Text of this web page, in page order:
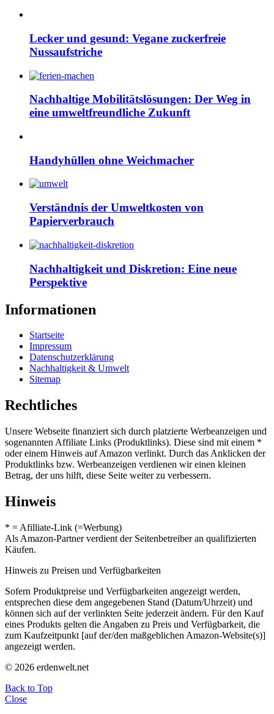
Lecker und gesund: Vegane zuckerfreie
Nussaufstriche
Nachhaltige Mobilitätslösungen: Der Weg in
eine umweltfreundliche Zukunft
Handyhüllen ohne Weichmacher
Verständnis der Umweltkosten von
Papierverbrauch
Nachhaltigkeit und Diskretion: Eine neue
Perspektive
Informationen
Startseite
Impressum
Datenschutzerklärung
Nachhaltigkeit & Umwelt
Sitemap
Rechtliches
Unsere Webseite finanziert sich durch platzierte Werbeanzeigen und
sogenannten Affiliate Links (Produktlinks). Diese sind mit einem *
oder einem Hinweis auf Amazon verlinkt. Durch das Anklicken der
Produktlinks bzw. Werbeanzeigen verdienen wir einen kleinen
Betrag, der uns hilft, diese Seite weiter zu verbessern.
Hinweis
* = Afilliate-Link (=Werbung)
Als Amazon-Partner verdient der Seitenbetreiber an qualifizierten
Käufen.
Hinweis zu Preisen und Verfügbarkeiten
Sofern Produktpreise und Verfügbarkeiten angezeigt werden,
entsprechen diese dem angegebenen Stand (Datum/Uhrzeit) und
können sich auf der verlinkten Seite jederzeit ändern. Für den Kauf
eines Produkts gelten die Angaben zu Preis und Verfügbarkeit, die
zum Kaufzeitpunkt [auf der/den maßgeblichen Amazon-Website(s)]
angezeigt werden.
© 2026 erdenwelt.net
Back to Top
Close